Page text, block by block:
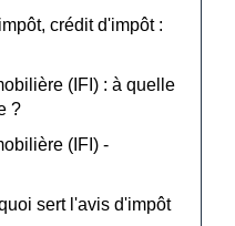
crédit d'impôt :
(IFI) : à quelle
?
(IFI) -
sert l'avis d'impôt